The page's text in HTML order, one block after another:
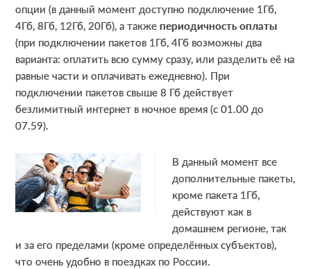
опции (в данный момент доступно подключение 1Гб,
4Гб, 8Гб, 12Гб, 20Гб), а такжепериодичность оплаты
(при подключении пакетов 1Гб, 4Гб возможны два
варианта: оплатить всю сумму сразу, или разделить её на
равные части и оплачивать ежедневно). При
подключении пакетов свыше 8 Гб действует
безлимитный интернет в ночное время (с 01.00 до
07.59).
В данный момент все
дополнительные пакеты,
кроме пакета 1Гб,
действуют как в
домашнем регионе, так
и за его пределами (кроме определённых субъектов),
что очень удобно в поездках по России.